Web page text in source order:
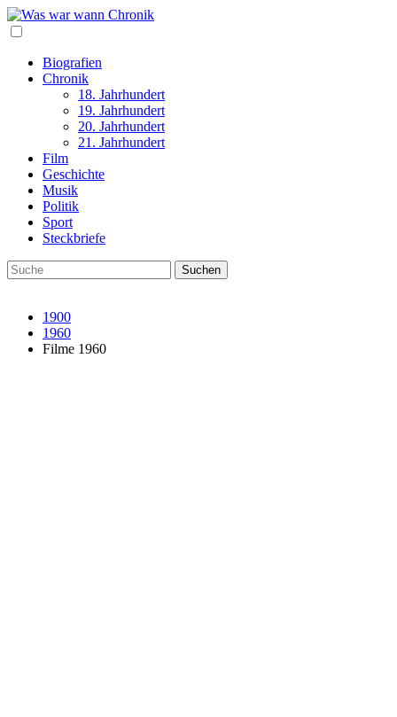
Biografien
Chronik
18. Jahrhundert
19. Jahrhundert
20. Jahrhundert
21. Jahrhundert
Film
Geschichte
Musik
Politik
Sport
Steckbriefe
1900
1960
Filme 1960